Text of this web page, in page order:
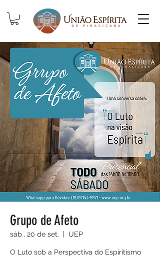
Grupo de Afeto
sáb., 20 de set.
  |
UEP
O Luto sob a Perspectiva do Espiritismo